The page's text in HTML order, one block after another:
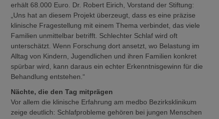
erhält 68.000 Euro. Dr. Robert Eirich, Vorstand der Stiftung:
„Uns hat an diesem Projekt überzeugt, dass es eine präzise
klinische Fragestellung mit einem Thema verbindet, das viele
Familien unmittelbar betrifft. Schlechter Schlaf wird oft
unterschätzt. Wenn Forschung dort ansetzt, wo Belastung im
Alltag von Kindern, Jugendlichen und ihren Familien konkret
spürbar wird, kann daraus ein echter Erkenntnisgewinn für die
Behandlung entstehen.“
Nächte, die den Tag mitprägen
Vor allem die klinische Erfahrung am medbo Bezirksklinikum
zeige deutlich: Schlafprobleme gehören bei jungen Menschen